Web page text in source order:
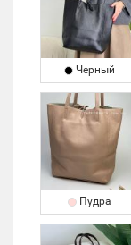
Черный
Пудра